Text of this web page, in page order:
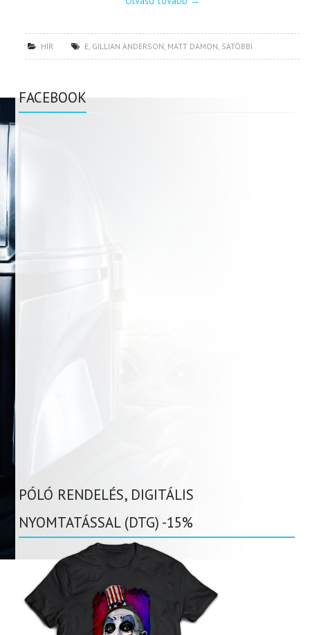
HÍR E GILLIAN ANDERSON MATT DAMON SATÖBBI
FACEBOOK
PÓLÓ RENDELÉS, DIGITÁLIS
NYOMTATÁSSAL (DTG) -15%